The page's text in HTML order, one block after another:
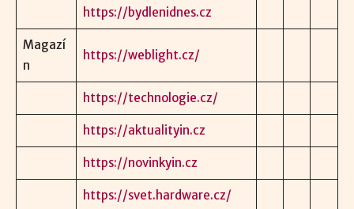
https://bydlenidnes.cz
Magazí
n
https://weblight.cz/
https://technologie.cz/
https://aktualityin.cz
https://novinkyin.cz
https://svet.hardware.cz/